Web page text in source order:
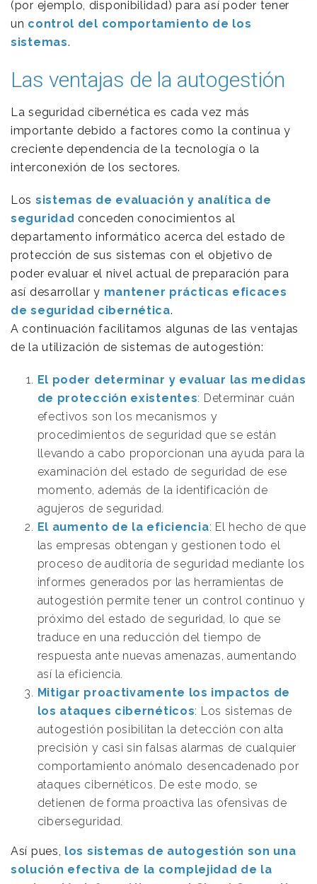
(por ejemplo, disponibilidad) para así poder tener
un control del comportamiento de los
sistemas.
Las ventajas de la autogestión
La seguridad cibernética es cada vez más
importante debido a factores como la continua y
creciente dependencia de la tecnología o la
interconexión de los sectores.
Los sistemas de evaluación y analítica de
seguridad conceden conocimientos al
departamento informático acerca del estado de
protección de sus sistemas con el objetivo de
poder evaluar el nivel actual de preparación para
así desarrollar y mantener prácticas eficaces
de seguridad cibernética.
A continuación facilitamos algunas de las ventajas
de la utilización de sistemas de autogestión:
El poder determinar y evaluar las medidas
de protección existentes: Determinar cuán
efectivos son los mecanismos y
procedimientos de seguridad que se están
llevando a cabo proporcionan una ayuda para la
examinación del estado de seguridad de ese
momento, además de la identificación de
agujeros de seguridad.
El aumento de la eficiencia: El hecho de que
las empresas obtengan y gestionen todo el
proceso de auditoría de seguridad mediante los
informes generados por las herramientas de
autogestión permite tener un control continuo y
próximo del estado de seguridad, lo que se
traduce en una reducción del tiempo de
respuesta ante nuevas amenazas, aumentando
así la eficiencia.
Mitigar proactivamente los impactos de
los ataques cibernéticos: Los sistemas de
autogestión posibilitan la detección con alta
precisión y casi sin falsas alarmas de cualquier
comportamiento anómalo desencadenado por
ataques cibernéticos. De este modo, se
detienen de forma proactiva las ofensivas de
ciberseguridad.
Así pues, los sistemas de autogestión son una
solución efectiva de la complejidad de la